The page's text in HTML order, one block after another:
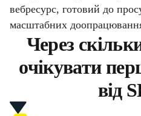
вебресурс, готовий до
масштабних
Через
очікувати
від